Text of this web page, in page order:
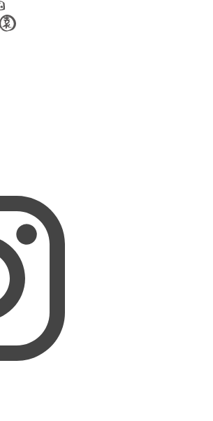
アオイ農園
du ciel
の果実
とチョコレートのタルト